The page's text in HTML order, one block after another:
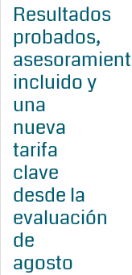
Resultados
probados,
incluido y
una
nueva
tarifa
clave
desde la
evaluación
de
agosto